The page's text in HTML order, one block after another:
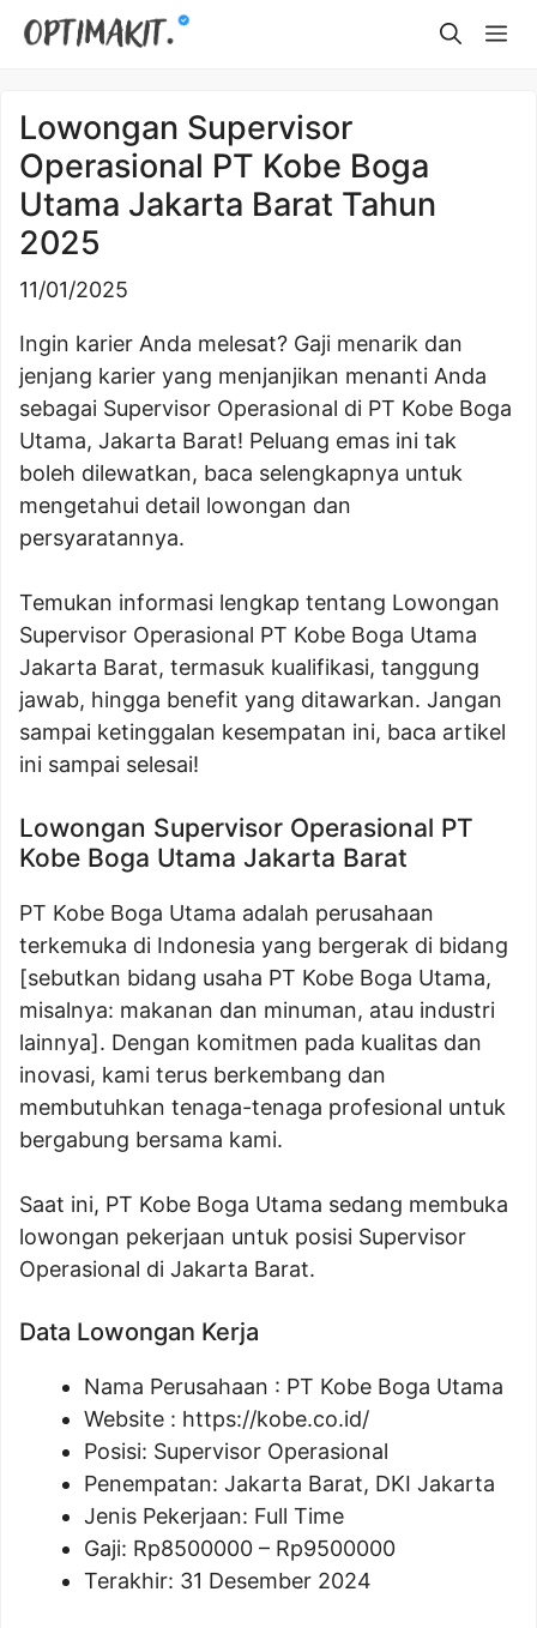
Skip
Lowongan Supervisor
Operasional PT Kobe Boga
Utama Jakarta Barat Tahun
2025
11/01/2025
Ingin karier Anda melesat? Gaji menarik dan
jenjang karier yang menjanjikan menanti Anda
sebagai Supervisor Operasional di PT Kobe Boga
Utama, Jakarta Barat! Peluang emas ini tak
boleh dilewatkan, baca selengkapnya untuk
mengetahui detail lowongan dan
persyaratannya.
Temukan informasi lengkap tentang Lowongan
Supervisor Operasional PT Kobe Boga Utama
Jakarta Barat, termasuk kualifikasi, tanggung
jawab, hingga benefit yang ditawarkan. Jangan
sampai ketinggalan kesempatan ini, baca artikel
ini sampai selesai!
Lowongan Supervisor Operasional PT
Kobe Boga Utama Jakarta Barat
PT Kobe Boga Utama adalah perusahaan
terkemuka di Indonesia yang bergerak di bidang
[sebutkan bidang usaha PT Kobe Boga Utama,
misalnya: makanan dan minuman, atau industri
lainnya]. Dengan komitmen pada kualitas dan
inovasi, kami terus berkembang dan
membutuhkan tenaga-tenaga profesional untuk
bergabung bersama kami.
Saat ini, PT Kobe Boga Utama sedang membuka
lowongan pekerjaan untuk posisi Supervisor
Operasional di Jakarta Barat.
Data Lowongan Kerja
Nama Perusahaan : PT Kobe Boga Utama
Website : https://kobe.co.id/
Posisi: Supervisor Operasional
Penempatan: Jakarta Barat, DKI Jakarta
Jenis Pekerjaan: Full Time
Gaji: Rp8500000 – Rp9500000
Terakhir: 31 Desember 2024